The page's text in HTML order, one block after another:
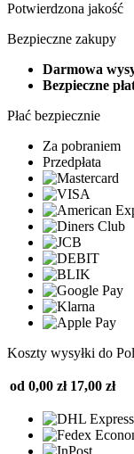
Potwierdzona jakość
Bezpieczne zakupy
Darmowa
Bezpieczne
Płać bezpiecznie
Za pobraniem
Przedpłata
Koszty wysyłki do
od 0,00 zł 17,00 zł